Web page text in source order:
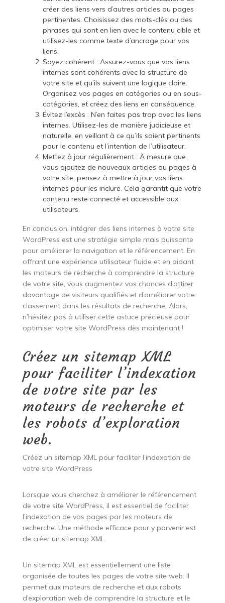
créer des liens vers d’autres articles ou pages
pertinentes. Choisissez des mots-clés ou des
phrases qui sont en lien avec le contenu cible et
utilisez-les comme texte d’ancrage pour vos
liens.
Soyez cohérent : Assurez-vous que vos liens
internes sont cohérents avec la structure de
votre site et qu’ils suivent une logique claire.
Organisez vos pages en catégories ou en sous-
catégories, et créez des liens en conséquence.
Évitez l’excès : N’en faites pas trop avec les liens
internes. Utilisez-les de manière judicieuse et
naturelle, en veillant à ce qu’ils soient pertinents
pour le contenu et l’intention de l’utilisateur.
Mettez à jour régulièrement : À mesure que
vous ajoutez de nouveaux articles ou pages à
votre site, pensez à mettre à jour vos liens
internes pour les inclure. Cela garantit que votre
contenu reste connecté et accessible aux
utilisateurs.
En conclusion, intégrer des liens internes à votre site
WordPress est une stratégie simple mais puissante
pour améliorer la navigation et le référencement. En
offrant une expérience utilisateur fluide et en aidant
les moteurs de recherche à comprendre la structure
de votre site, vous augmentez vos chances d’attirer
davantage de visiteurs qualifiés et d’améliorer votre
classement dans les résultats de recherche. Alors,
n’hésitez pas à utiliser cette astuce précieuse pour
optimiser votre site WordPress dès maintenant !
Créez un sitemap XML
pour faciliter l’indexation
de votre site par les
moteurs de recherche et
les robots d’exploration
web.
Créez un sitemap XML pour faciliter l’indexation de
votre site WordPress
Lorsque vous cherchez à améliorer le référencement
de votre site WordPress, il est essentiel de faciliter
l’indexation de vos pages par les moteurs de
recherche. Une méthode efficace pour y parvenir est
de créer un sitemap XML.
Un sitemap XML est essentiellement une liste
organisée de toutes les pages de votre site web. Il
permet aux moteurs de recherche et aux robots
d’exploration web de comprendre la structure et le